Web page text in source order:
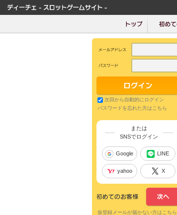
次回から自動的にログイン
パスワードを忘れた方はこちら
または
SNSでログイン
Google LINE
yahoo X
仮登録メールが届かない方はこちら